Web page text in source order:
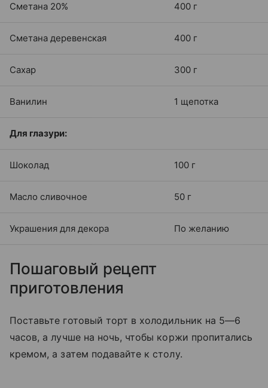
Сметана 20% 400 г
Сметана деревенская 400 г
Сахар 300 г
Ванилин 1 щепотка
Для глазури:
Шоколад 100 г
Масло сливочное 50 г
Украшения для декора По желанию
Пошаговый рецепт
приготовления
Поставьте готовый торт в холодильник на 5—6
часов, а лучше на ночь, чтобы коржи пропитались
кремом, а затем подавайте к столу.